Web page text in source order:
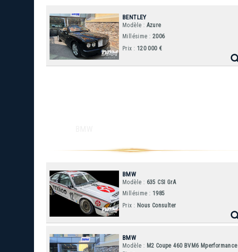
BENTLEY
Modèle : Azure
Millésime : 2006
Prix : 120 000 €
BMW
Modèle : 635 CSI GrA
Millésime : 1985
Prix : Nous Consulter
BMW
Modèle : M2 Coupe 460 BVM6 Mperformance